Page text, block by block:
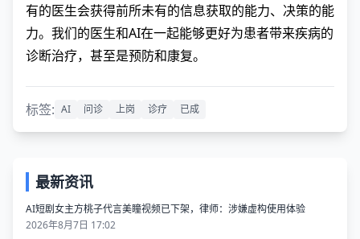
有的医生会获得前所未有的信息获取的能力、决策的能
力。我们的医生和AI在一起能够更好为患者带来疾病的
诊断治疗，甚至是预防和康复。
标签: AI 问诊 上岗 诊疗 已成
最新资讯
AI短剧女主方桃子代言美瞳视频已下架，律师：涉嫌虚构使用体验
2026年8月7日 17:02